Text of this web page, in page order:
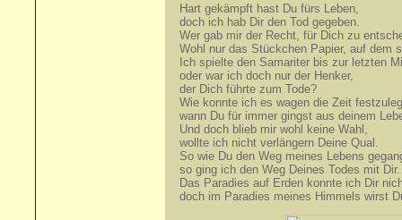
Hart gekämpft hast Du fürs Leben,
doch ich hab Dir den Tod gegeben.
Wer gab mir der Recht, für Dich zu
Wohl nur das Stückchen Papier, auf dem
Ich spielte den Samariter bis zur letzten
oder war ich doch nur der Henker,
der Dich führte zum Tode?
Wie konnte ich es wagen die Zeit
wann Du für immer gingst aus deinem
Und doch blieb mir wohl keine Wahl,
wollte ich nicht verlängern Deine Qual.
So wie Du den Weg meines Lebens
so ging ich den Weg Deines Todes mit Dir.
Das Paradies auf Erden konnte ich Dir
doch im Paradies meines Himmels wirst